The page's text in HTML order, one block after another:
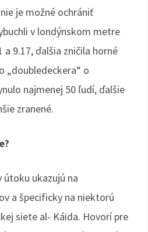
je možné ochrániť
v londýnskom metre
a 9.17, ďalšia zničila horné
„doubledeckera“ o
najmenej 50 ľudí, ďalšie
zranené.
útoku ukazujú na
a špecificky na niektorú
siete al- Káida. Hovorí pre